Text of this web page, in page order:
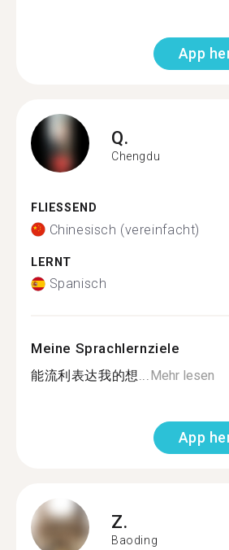
App
Q.
Chengdu
FLIESSEND
Chinesisch (vereinfacht)
LERNT
Spanisch
Meine Sprachlernziele
能流利表达我的想...Mehr lesen
App
Z.
Baoding